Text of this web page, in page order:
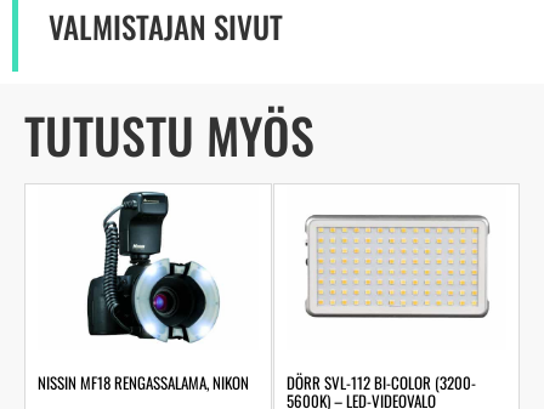
VALMISTAJAN SIVUT
TUTUSTU MYÖS
NISSIN MF18 RENGASSALAMA, NIKON DÖRR SVL-112 BI-COLOR (3200-
5600K) – LED-VIDEOVALO